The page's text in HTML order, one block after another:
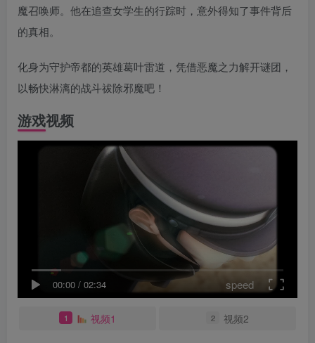
魔召唤师。他在追查女学生的行踪时，意外得知了事件背后
的真相。
化身为守护帝都的英雄葛叶雷道，凭借恶魔之力解开谜团，
以畅快淋漓的战斗祓除邪魔吧！
游戏视频
00:00 / 02:34 speed
1 视频1 2 视频2